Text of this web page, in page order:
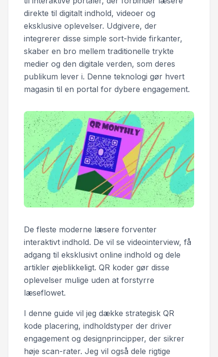
direkte til digitalt indhold, videoer og
eksklusive oplevelser. Udgivere, der
integrerer disse simple sort-hvide firkanter,
skaber en bro mellem traditionelle trykte
medier og den digitale verden, som deres
publikum lever i. Denne teknologi gør hvert
magasin til en portal for dybere engagement.
De fleste moderne læsere forventer
interaktivt indhold. De vil se videointerview, få
adgang til eksklusivt online indhold og dele
artikler øjeblikkeligt. QR koder gør disse
oplevelser mulige uden at forstyrre
læseflowet.
I denne guide vil jeg dække strategisk QR
kode placering, indholdstyper der driver
engagement og designprincipper, der sikrer
høje scan-rater. Jeg vil også dele rigtige